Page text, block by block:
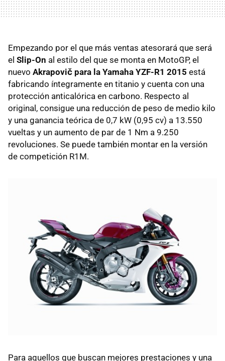
Empezando por el que más ventas atesorará que será
el Slip-On al estilo del que se monta en MotoGP, el
nuevo Akrapovič para la Yamaha YZF-R1 2015 está
fabricando íntegramente en titanio y cuenta con una
protección anticalórica en carbono. Respecto al
original, consigue una reducción de peso de medio kilo
y una ganancia teórica de 0,7 kW (0,95 cv) a 13.550
vueltas y un aumento de par de 1 Nm a 9.250
revoluciones. Se puede también montar en la versión
de competición R1M.
Para aquellos que buscan mejores prestaciones y una